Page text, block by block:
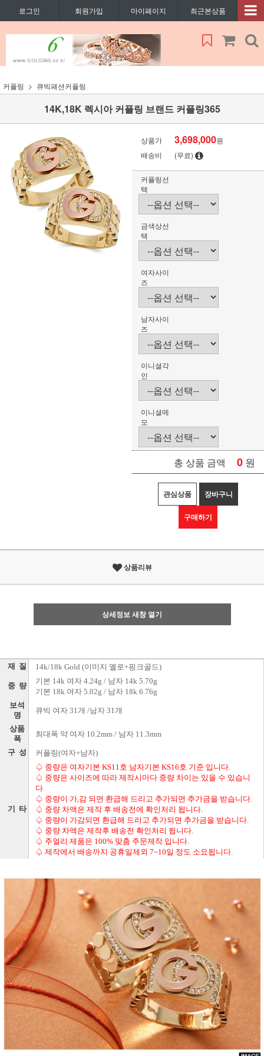
로그인 회원가입 마이페이지 최근본상품
커플링 큐빅패션커플링
14K,18K 렉시아 커플링 브랜드 커플링365
상품가 3,698,000원
배송비
(무료)
커플링선
택
금색상선
택
여자사이
즈
남자사이
즈
이니셜각
인
이니셜메
모
총 상품 금액 0 원
관심상품 장바구니
구매하기
상품리뷰
상세정보 새창 열기
재 질 14k/18k Gold (이미지 옐로+핑크골드)
중 량
기본 14k 여자 4.24g / 남자 14k 5.70g
기본 18k 여자 5.02g / 남자 18k 6.76g
보석
명
큐빅 여자 31개 /남자 31개
상품
폭
최대폭 약 여자 10.2mm / 남자 11.3mm
구 성 커플링(여자+남자)
기 타
♤ 중량은 여자기본 KS11호 남자기본 KS16호 기준 입니다.
♤ 중량은 사이즈에 따라 제작시마다 중량 차이는 있을 수 있습니
다.
♤ 중량이 가,감 되면 환급해 드리고 추가되면 추가금을 받습니다.
♤ 중량 차액은 제작 후 배송전에 확인처리 됩니다.
♤ 중량이 가감되면 환급해 드리고 추가되면 추가금을 받습니다.
♤ 중량 차액은 제작후 배송전 확인처리 됩니다.
♤ 주얼리 제품은 100% 맞춤 주문제작 입니다.
♤ 제작에서 배송까지 공휴일제외 7~10일 정도 소요됩니다.